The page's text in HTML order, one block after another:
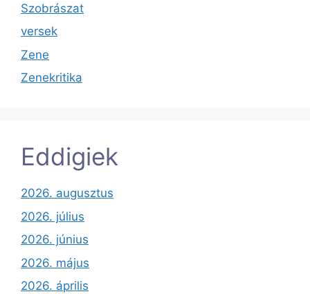
Szobrászat
versek
Zene
Zenekritika
Eddigiek
2026. augusztus
2026. július
2026. június
2026. május
2026. április